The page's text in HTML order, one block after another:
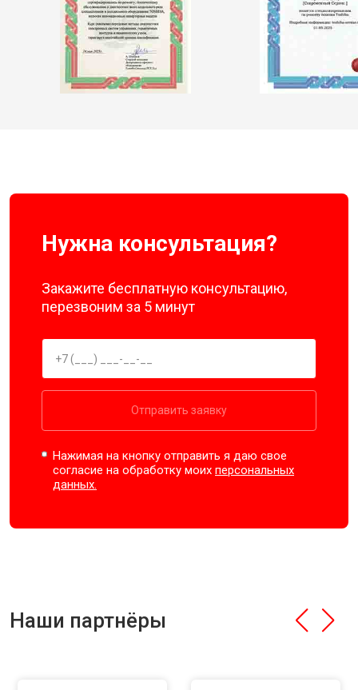
Нужна консультация?
Закажите бесплатную консультацию,
перезвоним за 5 минут
Отправить заявку
Нажимая на кнопку отправить я даю свое
согласие на обработку моихперсональных
данных.
Наши партнёры